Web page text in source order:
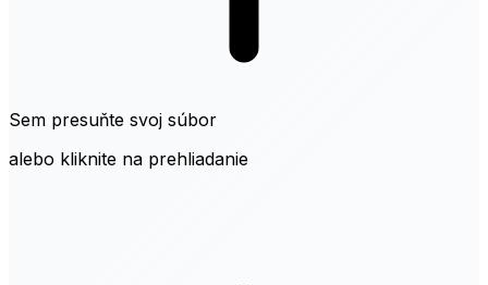
Sem presuňte svoj súbor
alebo kliknite na prehliadanie